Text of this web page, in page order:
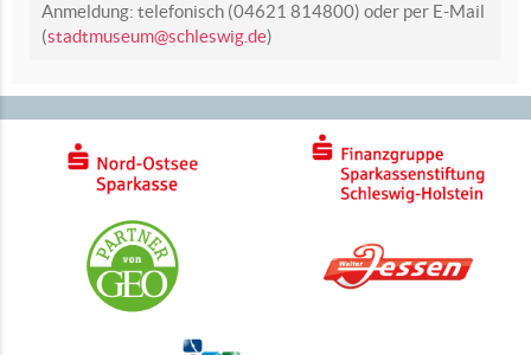
Anmeldung: telefonisch (04621 814800) oder per E-Mail
(stadtmuseum@schleswig.de)